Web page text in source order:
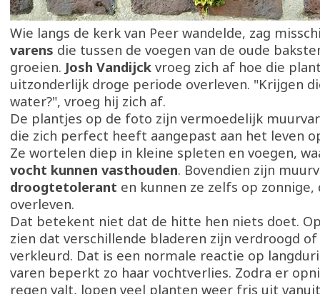
Wie langs de kerk van Peer wandelde, zag
varens die tussen de voegen van de oude
groeien. Josh Vandijck vroeg zich af hoe die
uitzonderlijk droge periode overleven. "Krijgen
water?", vroeg hij zich af.
De plantjes op de foto zijn vermoedelijk
die zich perfect heeft aangepast aan het leven
Ze wortelen diep in kleine spleten en voegen,
vocht kunnen vasthouden. Bovendien zijn
droogtetolerant en kunnen ze zelfs op
overleven.
Dat betekent niet dat de hitte hen niets doet.
zien dat verschillende bladeren zijn verdroogd
verkleurd. Dat is een normale reactie op
varen beperkt zo haar vochtverlies. Zodra er
regen valt, lopen veel planten weer fris uit